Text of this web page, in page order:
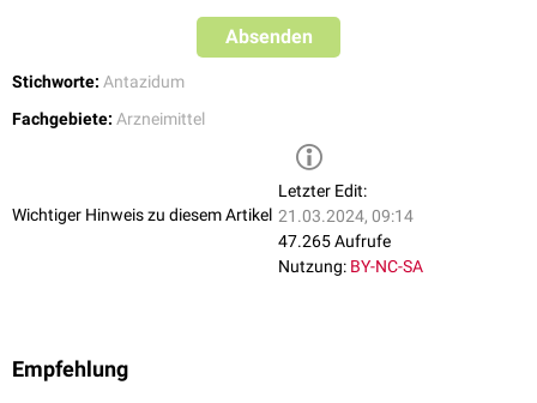
Absenden
Stichworte: Antazidum
Fachgebiete: Arzneimittel
Wichtiger Hinweis zu diesem Artikel
Letzter Edit:
21.03.2024, 09:14
47.265 Aufrufe
Nutzung: BY-NC-SA
Empfehlung